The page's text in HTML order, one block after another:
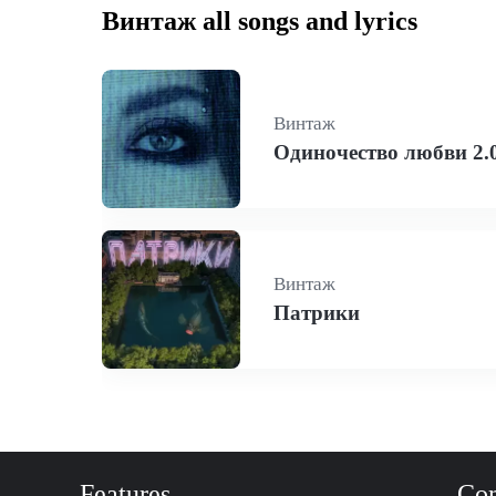
Винтаж all songs and lyrics
Винтаж
Одиночество любви
Винтаж
Патрики